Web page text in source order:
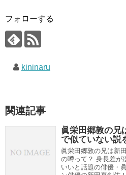
フォローする
kininaru
関連記事
眞栄田郷敦の兄
で似ていない説
眞栄田郷敦の兄は新
の噂って？ 身長差が
いいと話題の俳優・